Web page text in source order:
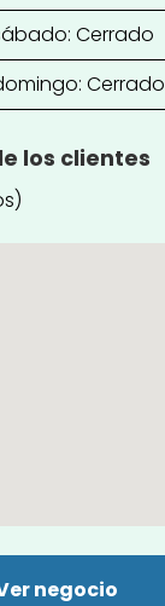
Cerrado
Cerrado
los clientes
negocio